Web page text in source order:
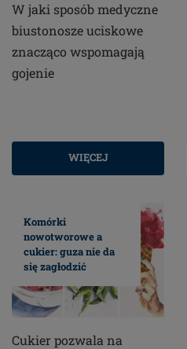
W jaki sposób medyczne
biustonosze uciskowe
znacząco wspomagają
gojenie
WIĘCEJ
Komórki
nowotworowe a
cukier: guza nie da
się zagłodzić
Cukier pozwala na